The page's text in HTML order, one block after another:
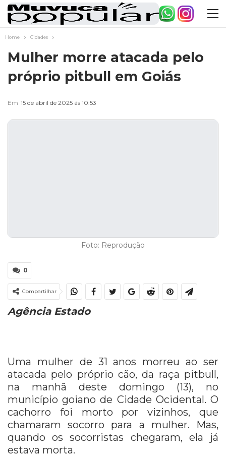
Home Cidades
Mulher morre atacada pelo
próprio pitbull em Goiás
Em 15 de abril de 2025 ás 10:53
Foto: Reprodução
0
Compartilhar
Agência Estado
Uma mulher de 31 anos morreu ao ser
atacada pelo próprio cão, da raça pitbull,
na manhã deste domingo (13), no
município goiano de Cidade Ocidental. O
cachorro foi morto por vizinhos, que
chamaram socorro para a mulher. Mas,
quando os socorristas chegaram, ela já
estava morta.